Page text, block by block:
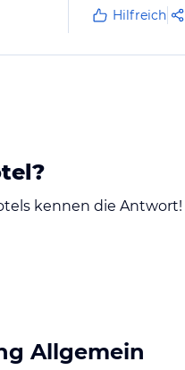
Hilfreich
kennen die Antwort!
Allgemein